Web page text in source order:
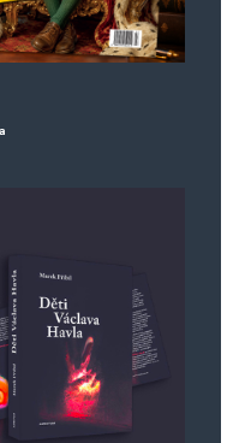
Webová stránka
stránku pro budoucí